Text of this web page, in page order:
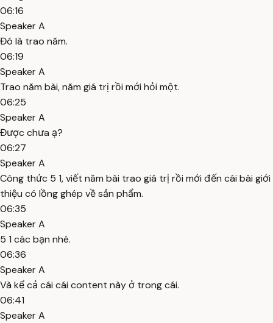
06:16
Speaker A
Đó là trao năm.
06:19
Speaker A
Trao năm bài, năm giá trị rồi mới hỏi một.
06:25
Speaker A
Được chưa ạ?
06:27
Speaker A
Công thức 5 1, viết năm bài trao giá trị rồi mới đến cái bài giới
thiệu có lồng ghép về sản phẩm.
06:35
Speaker A
5 1 các bạn nhé.
06:36
Speaker A
Và kể cả cái cái content này ở trong cái.
06:41
Speaker A